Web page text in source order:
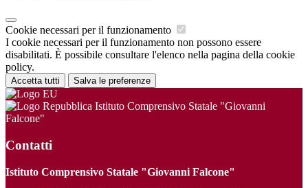
Cookie necessari per il funzionamento
I cookie necessari per il funzionamento non possono essere
disabilitati. È possibile consultare l'elenco nella pagina della cookie
policy.
Accetta tutti Salva le preferenze
Istituto Comprensivo Statale "Giovanni
Falcone"
Contatti
Istituto Comprensivo Statale "Giovanni Falcone"